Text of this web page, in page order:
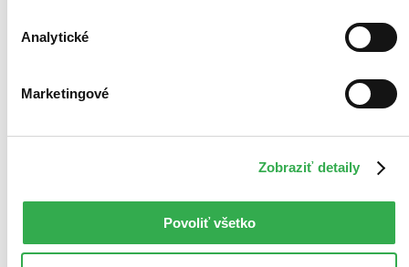
Analytické
Marketingové
Zobraziť detaily
Povoliť všetko